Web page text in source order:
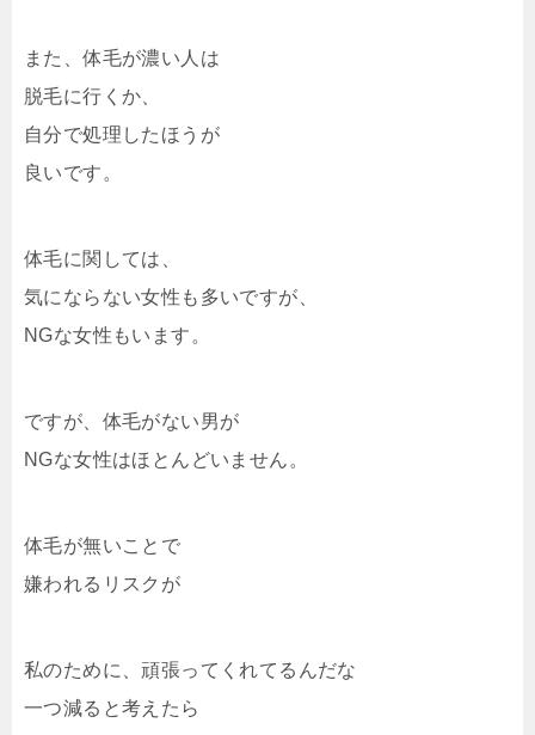
また、体毛が濃い人は
脱毛に行くか、
自分で処理したほうが
良いです。
体毛に関しては、
気にならない女性も多いですが、
NGな女性もいます。
ですが、体毛がない男が
NGな女性はほとんどいません。
体毛が無いことで
嫌われるリスクが
私のために、頑張ってくれてるんだな
一つ減ると考えたら